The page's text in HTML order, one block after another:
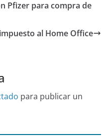
Pfizer para compra de
al Home Office
para publicar un